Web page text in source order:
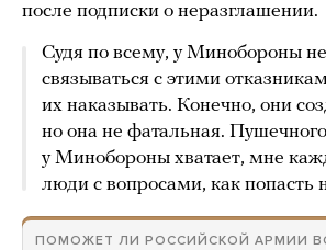
после подписки о неразглашении.
Судя по всему, у Минобороны
связываться с этими
их наказывать. Конечно, они
но она не фатальная.
у Минобороны хватает, мне
люди с вопросами, как попасть
ПОМОЖЕТ ЛИ РОССИЙСКОЙ АРМИИ